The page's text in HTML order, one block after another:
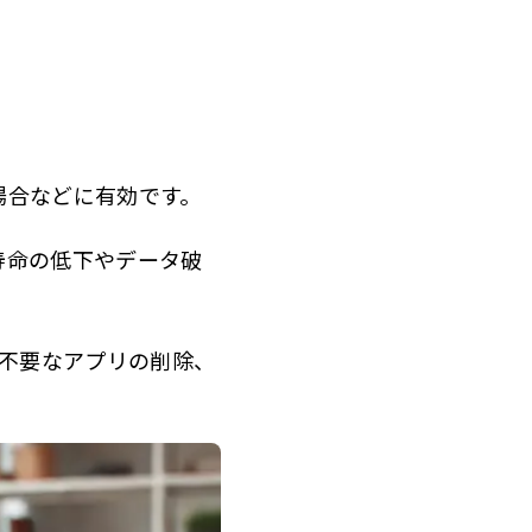
などに有効です。
の低下やデータ破
要なアプリの削除、